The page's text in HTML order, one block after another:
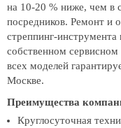
на 10-20 % ниже, чем в
посредников. Ремонт и
стреппинг-
собственном
всех моделей
Москве.
Преимущества
Круглосуточная